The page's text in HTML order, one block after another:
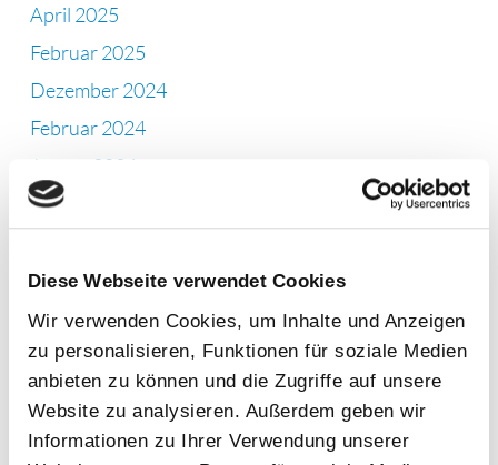
Diese Webseite verwendet Cookies
Wir verwenden Cookies, um Inhalte und Anzeigen
zu personalisieren, Funktionen für soziale Medien
anbieten zu können und die Zugriffe auf unsere
Website zu analysieren. Außerdem geben wir
Informationen zu Ihrer Verwendung unserer
April 2025
Februar 2025
Dezember 2024
Februar 2024
Januar 2024
November 2023
Juli 2023
Juni 2023
Mai 2023
April 2023
März 2023